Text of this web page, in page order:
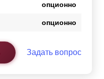
опционно
опционно
Задать вопрос